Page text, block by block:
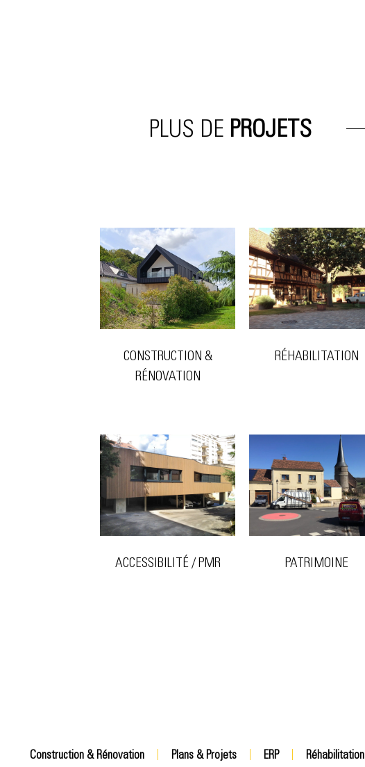
PLUS DE PROJETS
CONSTRUCTION &
RÉNOVATION
RÉHABILITATION
ACCESSIBILITÉ / PMR PATRIMOINE
Construction & Rénovation Plans & Projets ERP Réhabilitation